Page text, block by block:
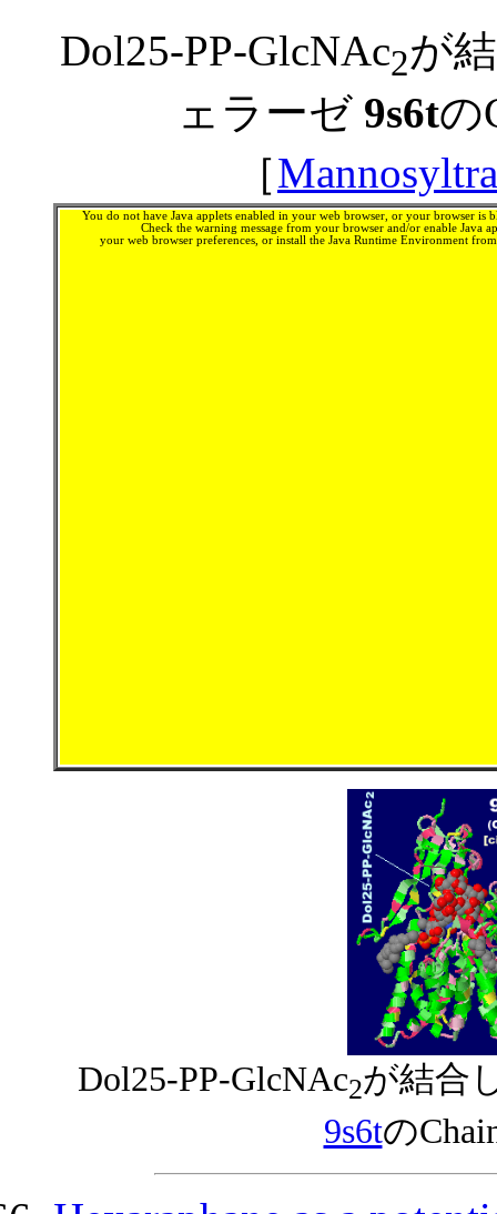
Dol25-PP-GlcNAc2が
ェラーゼ 9s6tの
［
You do not have Java applets enabled in your web browser, or your browser is
Check the warning message from your browser and/or enable Java
your web browser preferences, or install the Java Runtime Environment
Dol25-PP-GlcNAc2が結合
9s6tの